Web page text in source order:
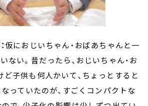
仮におじいちゃん・おばあちゃんと一
ない。昔だったら、おじいちゃん・お
子供も何人かいて、ちょっとすると
っていたのが、すごくコンパクトな